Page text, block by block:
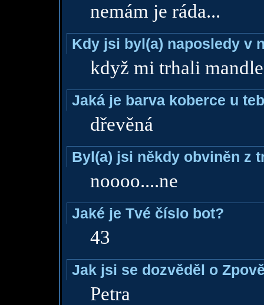
nemám je ráda...
Kdy jsi byl(a) naposledy v
když mi trhali mandle
Jaká je barva koberce u
dřevěná
Byl(a) jsi někdy obviněn z
noooo....ne
Jaké je Tvé číslo bot?
43
Jak jsi se dozvěděl o
Petra